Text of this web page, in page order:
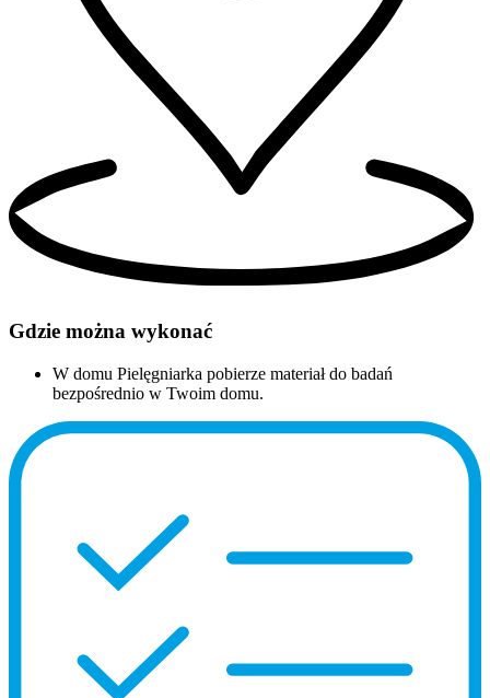
Gdzie można wykonać
W domu Pielęgniarka pobierze materiał do badań
bezpośrednio w Twoim domu.